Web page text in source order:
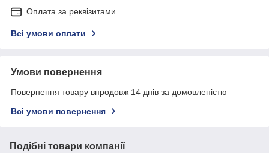
Оплата за реквізитами
Всі умови оплати
Умови повернення
Повернення товару впродовж 14 днів за домовленістю
Всі умови повернення
Подібні товари компанії